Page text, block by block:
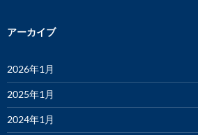
アーカイブ
2026年1月
2025年1月
2024年1月